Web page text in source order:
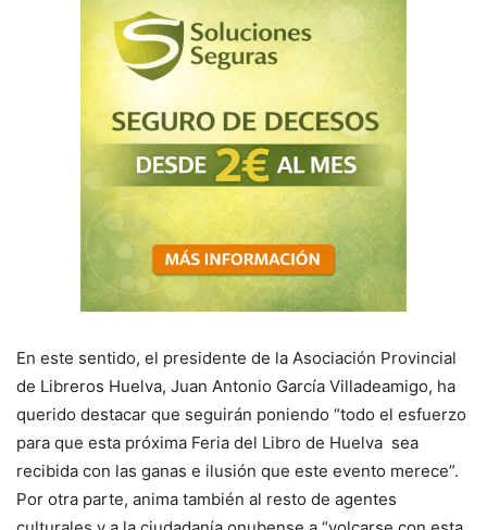
En este sentido, el presidente de la Asociación Provincial
de Libreros Huelva, Juan Antonio García Villadeamigo, ha
querido destacar que seguirán poniendo “todo el esfuerzo
para que esta próxima Feria del Libro de Huelva sea
recibida con las ganas e ilusión que este evento merece”.
Por otra parte, anima también al resto de agentes